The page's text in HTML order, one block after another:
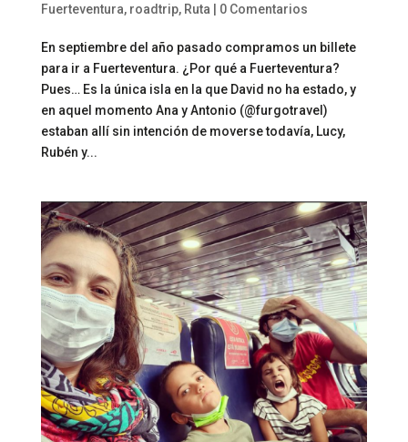
Fuerteventura, roadtrip, Ruta 0 Comentarios
En septiembre del año pasado compramos un billete
para ir a Fuerteventura. ¿Por qué a Fuerteventura?
Pues… Es la única isla en la que David no ha estado, y
en aquel momento Ana y Antonio (@furgotravel)
estaban allí sin intención de moverse todavía, Lucy,
Rubén y...